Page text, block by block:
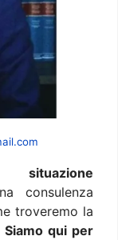
consulenza
troveremo la
Siamo qui per